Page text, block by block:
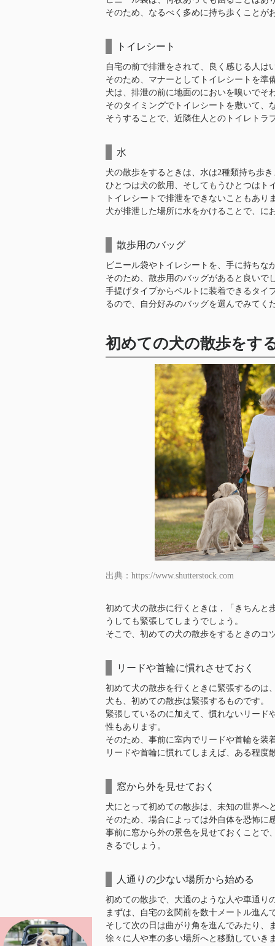
そのため、なるべく多めに持ち歩くことが
トイレシート
自宅の前で排泄をされて、良く感じる人は
そのため、マナーとしてトイレシートを準
犬は、排泄の前に地面のにおいを嗅いでそ
そのタイミングでトイレシートを敷いて、
そうすることで、近隣住人とのトイレトラ
水
犬の散歩をするときは、水は2種類持ち歩
ひとつは犬の飲用、そしてもうひとつはト
トイレシートで排泄をできないこともあ
犬が排泄した場所に水をかけることで、に
散歩用のバッグ
ビニール袋やトイレシートを、手に持ちな
そのため、散歩用のバッグがあると良いで
手提げタイプからベルトに装着できるタイ
るので、自分好みのバッグを選んでみてく
初めての犬の散歩をす
出典：https://www.shutterstock.com
初めて犬の散歩に行くときは，「きちん
うしても緊張してしまうでしょう。
そこで、初めての犬の散歩をするときのコ
リードや首輪に慣れさせておく
初めて犬の散歩を行くときに緊張するのは
犬も、初めての散歩は緊張するものです。
緊張しているのに加えて、慣れないリード
性もあります。
そのため、事前に室内でリードや首輪を装
リードや首輪に慣れてしまえば、ある程度
窓から外を見せておく
犬にとって初めての散歩は、未知の世界へ
そのため、場合によっては外自体を恐怖に
事前に窓から外の景色を見せておくことで
きるでしょう。
人通りの少ない場所から始める
初めての散歩で、大通のような人や車通り
まずは、自宅の玄関前を数十メートル進ん
そして次の日は曲がり角を進んでみたり、
徐々に人や車の多い場所へと移動していき